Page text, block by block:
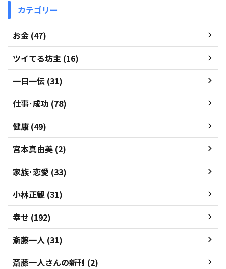
カテゴリー
お金 (47)
ツイてる坊主 (16)
一日一伝 (31)
仕事･成功 (78)
健康 (49)
宮本真由美 (2)
家族･恋愛 (33)
小林正観 (31)
幸せ (192)
斎藤一人 (31)
斎藤一人さんの新刊 (2)